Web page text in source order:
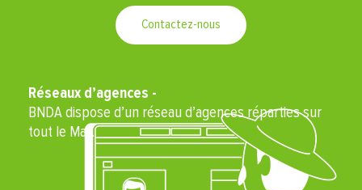
Contactez-nous
Réseaux d’agences -
BNDA dispose d’un réseau d’agences réparties sur
tout le Mali.